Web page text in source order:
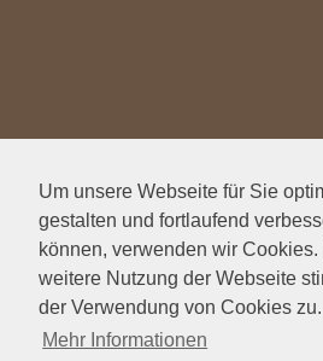
Um unsere Webseite für Sie
gestalten und fortlaufend
können, verwenden wir
weitere Nutzung der Webseite
der Verwendung von Cookies zu.
Mehr Informationen